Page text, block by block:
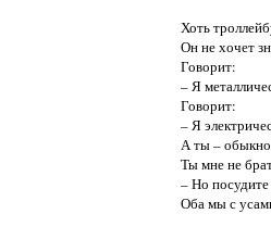
Хоть
Он не хочет
Говорит:
– Я
Говорит:
– Я
А ты –
Ты мне не
– Но
Оба мы с